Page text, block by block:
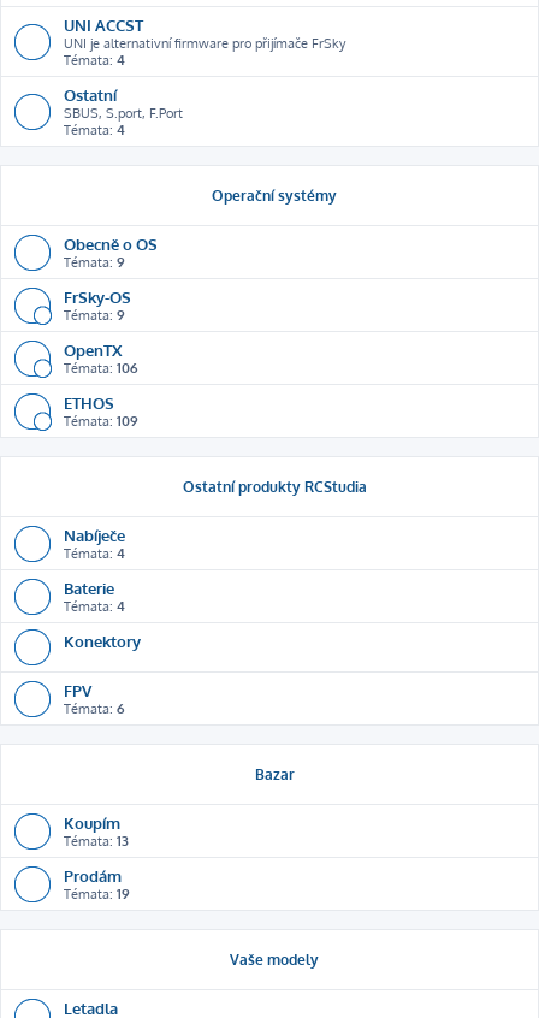
UNI ACCST
UNI je alternativní firmware pro přijímače FrSky
Témata: 4
Ostatní
SBUS, S.port, F.Port
Témata: 4
Operační systémy
Obecně o OS
Témata: 9
FrSky-OS
Témata: 9
OpenTX
Témata: 106
ETHOS
Témata: 109
Ostatní produkty RCStudia
Nabíječe
Témata: 4
Baterie
Témata: 4
Konektory
FPV
Témata: 6
Bazar
Koupím
Témata: 13
Prodám
Témata: 19
Vaše modely
Letadla